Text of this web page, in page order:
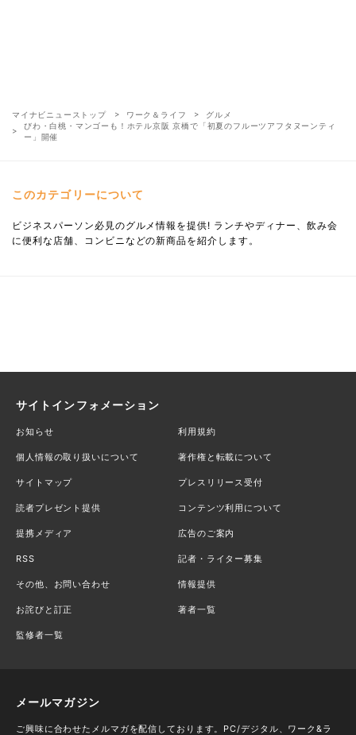
マイナビニューストップ ワーク＆ライフ
グルメ
びわ・白桃・マンゴーも！ホテル京阪 京橋で「初夏のフルーツアフタヌーンティ
ー」開催
このカテゴリーについて
ビジネスパーソン必見のグルメ情報を提供! ランチやディナー、飲み会
に便利な店舗、コンビニなどの新商品を紹介します。
サイトインフォメーション
お知らせ 利用規約
個人情報の取り扱いについて 著作権と転載について
サイトマップ プレスリリース受付
読者プレゼント提供 コンテンツ利用について
提携メディア 広告のご案内
RSS 記者・ライター募集
その他、お問い合わせ 情報提供
お詫びと訂正 著者一覧
監修者一覧
メールマガジン
ご興味に合わせたメルマガを配信しております。PC/デジタル、ワーク&ラ